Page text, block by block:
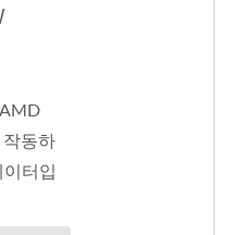
동하
터입